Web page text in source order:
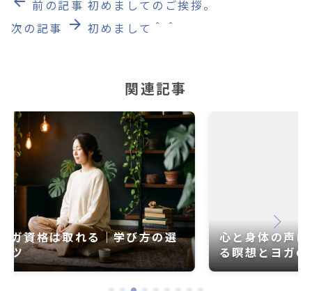
前の記事初めましてのご挨拶。
次の記事
arrow_forward 初めまして＾＾
関連記事
心と身体の声に耳を傾ける ― 世界が注目す
る瞑想とヨガの価値